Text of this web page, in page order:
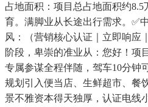
占地面积：项目总占地面积约
育。满脚业从长途出行需求。✅
风：（营销核心认证｜立即响应
阶段，卑崇的准业从：您好！项
专属参谋全程伴随，驾车10分钟
规划引入便当店、生鲜超市、餐
景不雅资本得天独厚，认证电线